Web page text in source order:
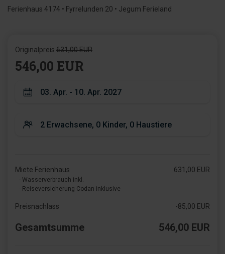
Ferienhaus 4174 • Fyrrelunden 20 • Jegum Ferieland
Originalpreis 631,00 EUR
546,00 EUR
Miete Ferienhaus
- Wasserverbrauch inkl.
- Reiseversicherung Codan inklusive
631,00 EUR
Preisnachlass -85,00 EUR
Gesamtsumme 546,00 EUR